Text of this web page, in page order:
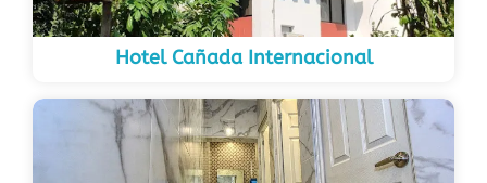
Hotel Cañada Internacional